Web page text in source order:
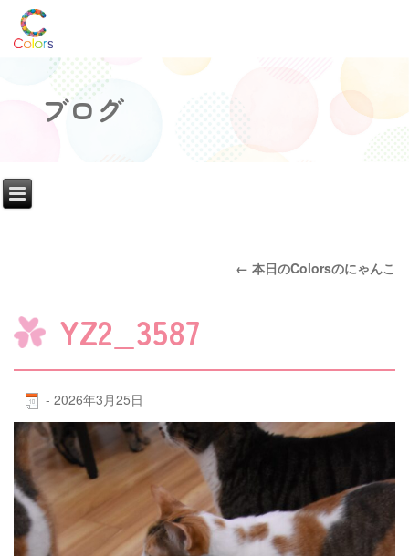
ブログ
← 本日のColorsのにゃんこ
YZ2_3587
- 2026年3月25日